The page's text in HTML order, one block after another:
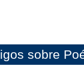
sobre